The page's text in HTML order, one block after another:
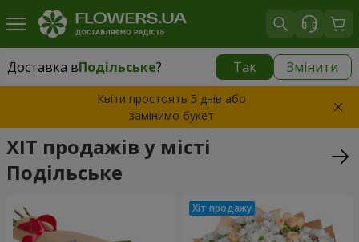
Доставка вПодільське? Так Змінити
Доставка вПодільське|
Квіти простоять 5 днів або
замінимо букет
ХІТ продажів у місті
Подільське